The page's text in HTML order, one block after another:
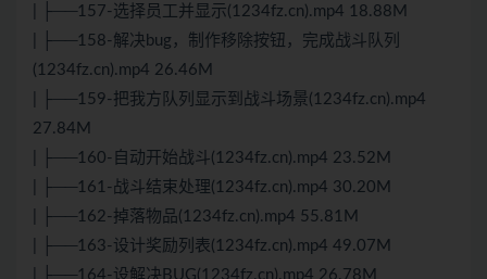
| ├──157-选择员工并显示(1234fz.cn).mp4 18.88M
| ├──158-解决bug，制作移除按钮，完成战斗队列
(1234fz.cn).mp4 26.46M
| ├──159-把我方队列显示到战斗场景(1234fz.cn).mp4
27.84M
| ├──160-自动开始战斗(1234fz.cn).mp4 23.52M
| ├──161-战斗结束处理(1234fz.cn).mp4 30.20M
| ├──162-掉落物品(1234fz.cn).mp4 55.81M
| ├──163-设计奖励列表(1234fz.cn).mp4 49.07M
| ├──164-设解决BUG(1234fz.cn).mp4 26.78M